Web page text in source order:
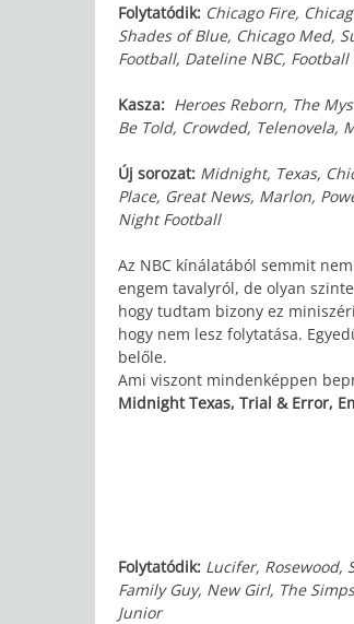
Folytatódik: Chicago Fire,
Shades of Blue, Chicago Med,
Football, Dateline NBC,
Kasza: Heroes Reborn, The
Be Told, Crowded, Telenovela,
Új sorozat: Midnight, Texas,
Place, Great News, Marlon,
Night Football
Az NBC kínálatából semmit
engem tavalyról, de olyan
hogy tudtam bizony ez
hogy nem lesz folytatása.
belőle.
Ami viszont mindenképpen
Midnight Texas, Trial & Error,
Folytatódik: Lucifer, Rosewood,
Family Guy, New Girl, The
Junior